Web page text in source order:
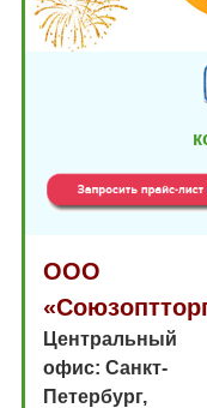
ООО
Центральный
офис: Санкт-
Петербург,